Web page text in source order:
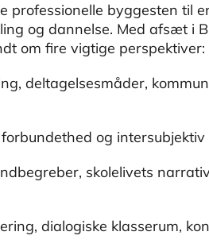
byggesten til
og dannelse. Med afsæt i
om fire vigtige perspektiver:
deltagelsesmåder,
og
skolelivets
dialogiske klasserum,